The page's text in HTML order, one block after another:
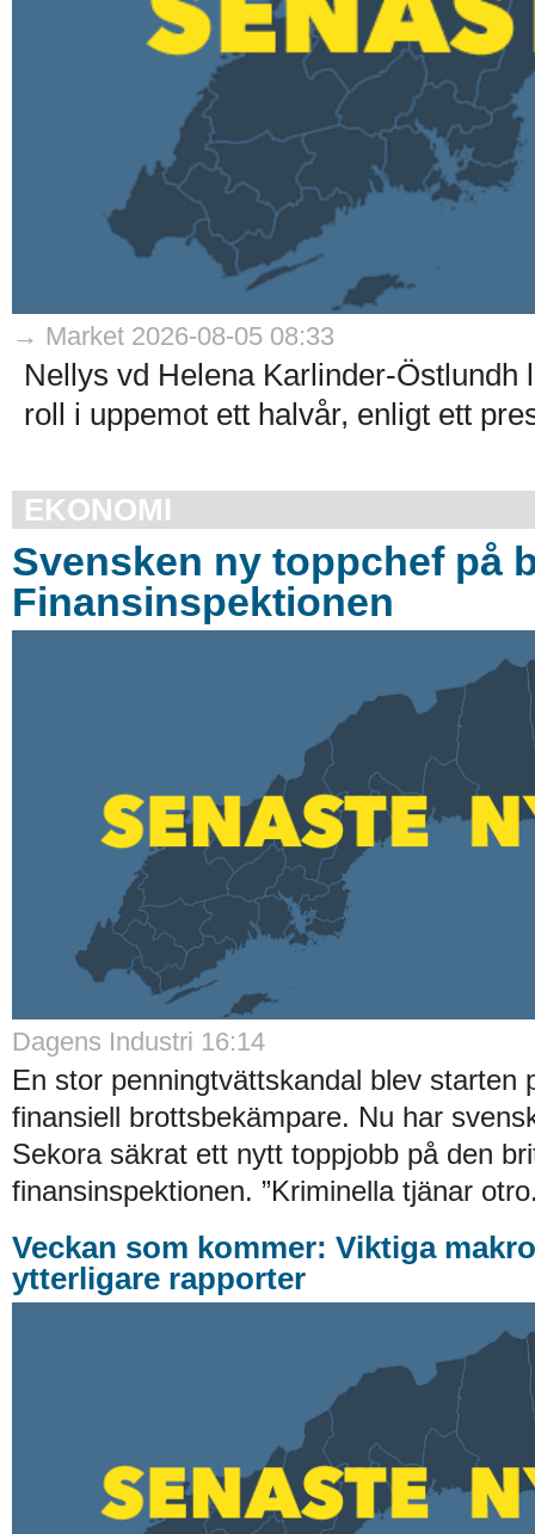
→ Market 2026-08-05 08:33
Nellys vd Helena Karlinder-
roll i uppemot ett halvår, enligt ett
EKONOMI
Svensken ny toppchef på
Finansinspektionen
Dagens Industri 16:14
En stor penningtvättskandal blev starten
finansiell brottsbekämpare. Nu har
Sekora säkrat ett nytt toppjobb på den
finansinspektionen. ”Kriminella tjänar
Veckan som kommer: Viktiga
ytterligare rapporter